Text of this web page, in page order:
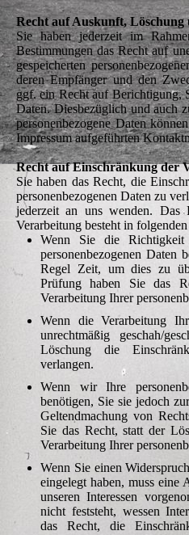
Recht auf Auskunft,
Sie haben jederzeit im
Bestimmungen das Recht auf
gespeicherten
deren Empfänger und den
ggf. ein Recht auf Berichtigung,
Daten. Diesbezüglich und auch
personenbezogene Daten
Impressum aufgeführten
Recht auf Einschränkung der
Sie haben das Recht, die
personenbezogenen Daten zu
jederzeit an uns wenden. Das
Verarbeitung besteht in
Wenn Sie die Richtigkeit
personenbezogenen Daten
Regel Zeit, um dies zu
Prüfung haben Sie das
Verarbeitung Ihrer
Wenn die Verarbeitung
unrechtmäßig geschah/
Löschung die
verlangen.
Wenn wir Ihre
benötigen, Sie sie jedoch
Geltendmachung von
Sie das Recht, statt der
Verarbeitung Ihrer
Wenn Sie einen
eingelegt haben, muss eine
unseren Interessen
nicht feststeht, wessen
das Recht, die